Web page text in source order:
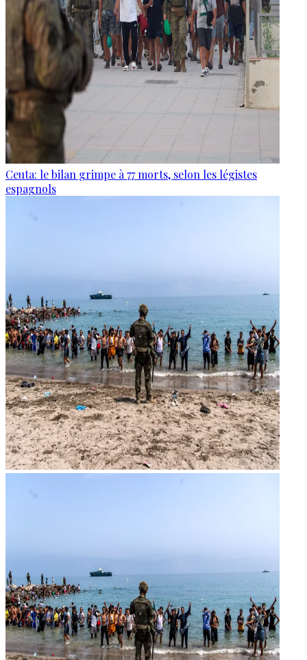
Ceuta: le bilan grimpe à 77 morts, selon les légistes
espagnols